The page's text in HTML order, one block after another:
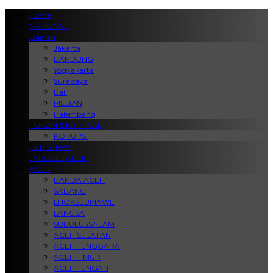
Home
NASIONAL
Daerah
Jakarta
BANDUNG
Yogyakarta
Surabaya
Bali
MEDAN
Palembang
HUKUM & KRIMINAL
KORUPSI
PERISTIWA
JABODETABEK
ACEH
BANDA ACEH
SABANG
LHOKSEUMAWE
LANGSA
SUBULUSSALAM
ACEH SELATAN
ACEH TENGGARA
ACEH TIMUR
ACEH TENGAH